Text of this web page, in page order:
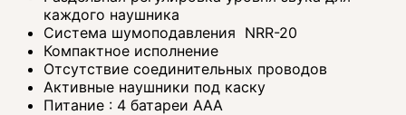
каждого наушника
Система шумоподавления NRR-20
Компактное исполнение
Отсутствие соединительных проводов
Активные наушники под каску
Питание : 4 батареи ААА